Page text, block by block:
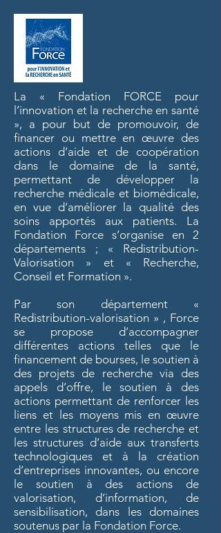
La « Fondation FORCE pour
l’innovation et la recherche en santé
», a pour but de promouvoir, de
financer ou mettre en œuvre des
actions d’aide et de coopération
dans le domaine de la santé,
permettant de développer la
recherche médicale et biomédicale,
en vue d’améliorer la qualité des
soins apportés aux patients. La
Fondation Force s’organise en 2
départements ; « Redistribution-
Valorisation » et « Recherche,
Conseil et Formation ».
Par son département «
Redistribution-valorisation » , Force
se propose d’accompagner
différentes actions telles que le
financement de bourses, le soutien à
des projets de recherche via des
appels d’offre, le soutien à des
actions permettant de renforcer les
liens et les moyens mis en œuvre
entre les structures de recherche et
les structures d’aide aux transferts
technologiques et à la création
d’entreprises innovantes, ou encore
le soutien à des actions de
valorisation, d’information, de
sensibilisation, dans les domaines
soutenus par la Fondation Force.